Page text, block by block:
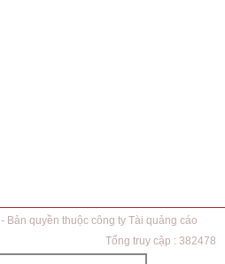
- Bản quyền thuộc công ty Tài quảng cáo
Tổng truy cập : 382478